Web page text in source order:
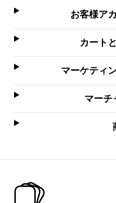
お客様ア
カート
マーケティ
マーチ